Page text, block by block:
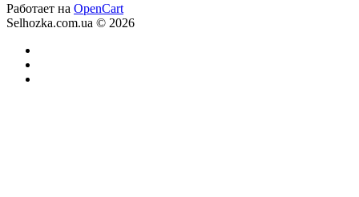
Работает на OpenCart
Selhozka.com.ua © 2026